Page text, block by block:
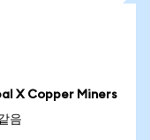
X Copper Miners
음